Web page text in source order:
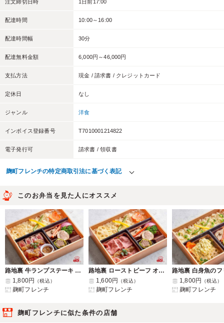
注文締切日時 1日前17:00
配達時間 10:00～16:00
配達時間幅 30分
配達無料金額 6,000円～46,000円
支払方法 現金 / 請求書 / クレジットカード
定休日 なし
ジャンル 洋食
インボイス登録番号 T7010001214822
電子発行可 請求書 / 領収書
麹町フレンチの特定商取引法に基づく表記
このお弁当を見た人にオススメ
路地裏 牛ランプステーキ オニオンソース
1,800円
（税込）
麹町フレンチ
路地裏 ローストビーフ オニオンソース
1,600円
（税込）
麹町フレンチ
1,800円 （税込）
麹町フレンチ
麹町フレンチに似た条件の店舗